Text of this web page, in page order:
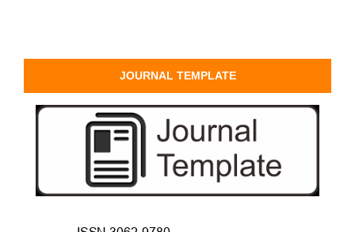
JOURNAL TEMPLATE